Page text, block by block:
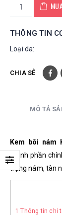
THÔNG TIN
Loại da:
CHIA SẺ
MÔ TẢ
Kem bôi nám
thành phần
trạng nám, tàn
1 Thông tin chi